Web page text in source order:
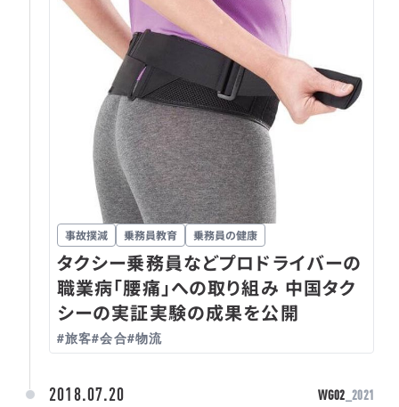
事故撲減 乗務員教育 乗務員の健康
タクシー乗務員などプロドライバーの
職業病「腰痛」への取り組み 中国タク
シーの実証実験の成果を公開
#旅客#会合#物流
2018.07.20 WG02 _2021